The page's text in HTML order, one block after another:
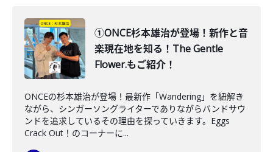
①ONCE杉本雄治が登場！新作と音
楽現在地を知る！The Gentle
Flower.もご紹介！
ONCEの杉本雄治が登場！最新作「Wandering」を紐解き
ながら、シンガーソングライターでありながらバンドサウ
ンドを追求しているその理由を探っていきます。Eggs
Crack Out！のコーナーに...